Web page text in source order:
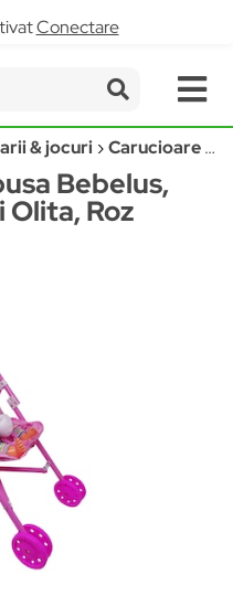
Conectare
& jocuri Carucioare papusi si accesorii
Bebelus,
Roz